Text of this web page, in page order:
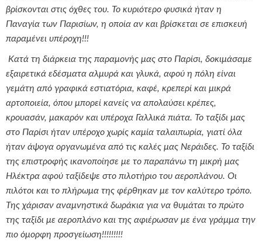
βρίσκονται στις όχθες του. Το κυριότερο φυσικά ήταν η
Παναγία των Παρισίων, η οποία αν και βρίσκεται σε επισκευή
παραμένει υπέροχη!!!
Κατά τη διάρκεια της παραμονής μας στο Παρίσι, δοκιμάσαμε
εξαιρετικά εδέσματα αλμυρά και γλυκά, αφού η πόλη είναι
γεμάτη από γραφικά εστιατόρια, καφέ, κρεπερί και μικρά
αρτοποιεία, όπου μπορεί κανείς να απολαύσει κρέπες,
κρουασάν, μακαρόν και υπέροχα Γαλλικά πιάτα. Το ταξίδι μας
στο Παρίσι ήταν υπέροχο χωρίς καμία ταλαιπωρία, γιατί όλα
ήταν άψογα οργανωμένα από τις καλές μας Νεράιδες. Το ταξίδι
της επιστροφής ικανοποίησε με το παραπάνω τη μικρή μας
Ηλέκτρα αφού ταξίδεψε στο πιλοτήριο του αεροπλάνου. Οι
πιλότοι και το πλήρωμα της φέρθηκαν με τον καλύτερο τρόπο.
Της χάρισαν αναμνηστικά δωράκια για να θυμάται το πρώτο
της ταξίδι με αεροπλάνο και της αφιέρωσαν με ένα γράμμα την
πιο όμορφη προσγείωση!!!!!!!!!